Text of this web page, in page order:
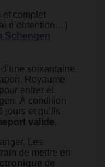
et complet
d’obtention…)
Schengen
soixantaine
Royaume-
pour entrer et
À condition
jours et qu’ils
valide.
Les
de mettre en
de